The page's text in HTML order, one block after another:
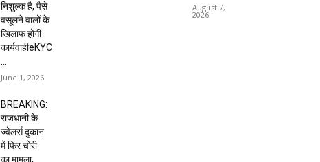
निशुल्क है, पैसे
वसूलने वालों के
खिलाफ होगी
कार्यवाहीeKYC
June 1, 2026
BREAKING:
राजधानी के
ज्वेलर्स दुकान
में फिर चोरी
का मामला,
August 7,
2026